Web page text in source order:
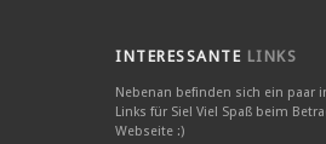
INTERESSANTE LINKS
Nebenan befinden sich ein paar
Links für Sie! Viel Spaß beim
Webseite :)